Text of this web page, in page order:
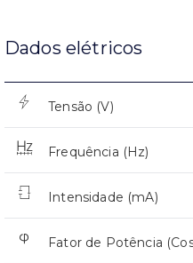
Dados elétricos
Tensão (V)
Frequência (Hz)
Intensidade (mA)
Fator de Potência